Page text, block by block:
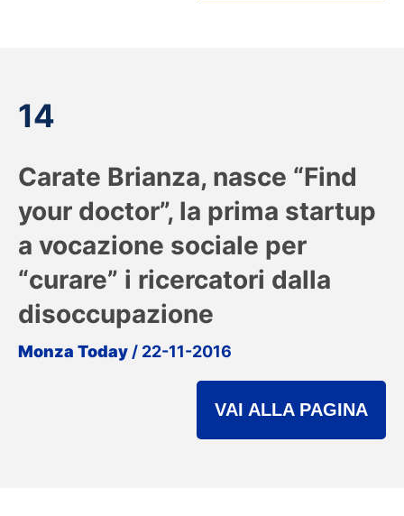
14
Carate Brianza, nasce “Find
your doctor”, la prima startup
a vocazione sociale per
“curare” i ricercatori dalla
disoccupazione
Monza Today / 22-11-2016
VAI ALLA PAGINA